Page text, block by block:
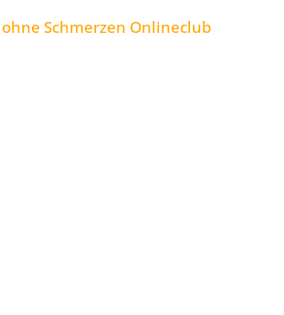
Schmerzen Onlineclub